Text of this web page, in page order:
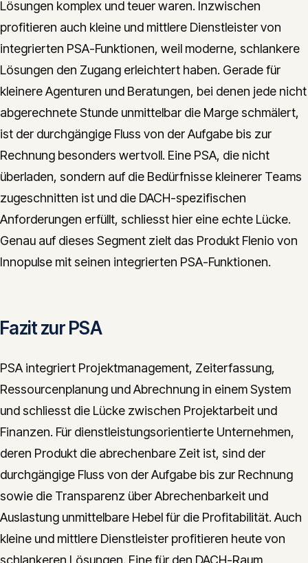
Lösungen komplex und teuer waren. Inzwischen
profitieren auch kleine und mittlere Dienstleister von
integrierten PSA-Funktionen, weil moderne, schlankere
Lösungen den Zugang erleichtert haben. Gerade für
kleinere Agenturen und Beratungen, bei denen jede nicht
abgerechnete Stunde unmittelbar die Marge schmälert,
ist der durchgängige Fluss von der Aufgabe bis zur
Rechnung besonders wertvoll. Eine PSA, die nicht
überladen, sondern auf die Bedürfnisse kleinerer Teams
zugeschnitten ist und die DACH-spezifischen
Anforderungen erfüllt, schliesst hier eine echte Lücke.
Genau auf dieses Segment zielt das Produkt Flenio von
Innopulse mit seinen integrierten PSA-Funktionen.
Fazit zur PSA
PSA integriert Projektmanagement, Zeiterfassung,
Ressourcenplanung und Abrechnung in einem System
und schliesst die Lücke zwischen Projektarbeit und
Finanzen. Für dienstleistungsorientierte Unternehmen,
deren Produkt die abrechenbare Zeit ist, sind der
durchgängige Fluss von der Aufgabe bis zur Rechnung
sowie die Transparenz über Abrechenbarkeit und
Auslastung unmittelbare Hebel für die Profitabilität. Auch
kleine und mittlere Dienstleister profitieren heute von
schlankeren Lösungen. Eine für den DACH-Raum